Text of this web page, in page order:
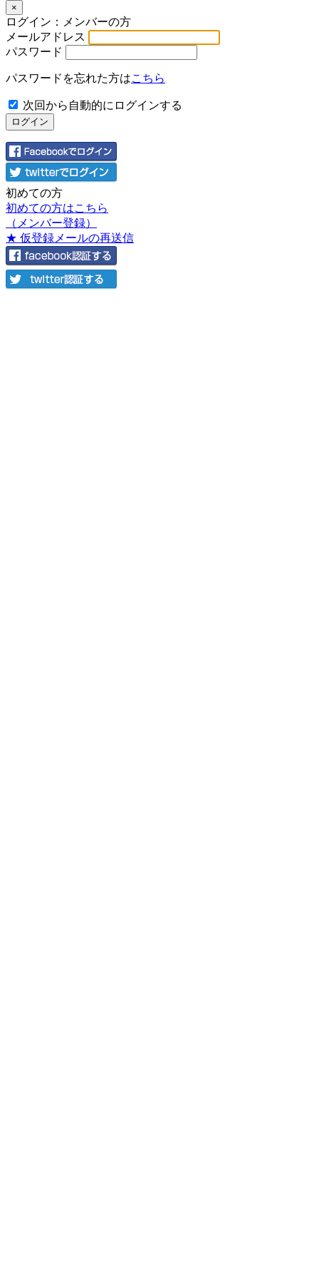
×
ログイン：メンバーの方
メールアドレス
パスワード
パスワードを忘れた方はこちら
次回から自動的にログインする
初めての方
初めての方はこちら
（メンバー登録）
★ 仮登録メールの再送信